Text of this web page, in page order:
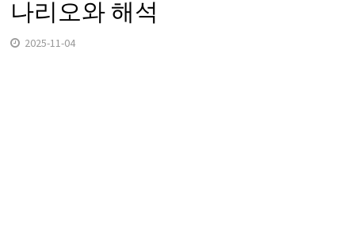
나리오와 해석
2025-11-04